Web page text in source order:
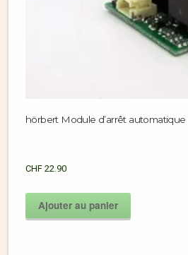
hörbert Module d’arrêt
CHF 22.90
Ajouter au panier